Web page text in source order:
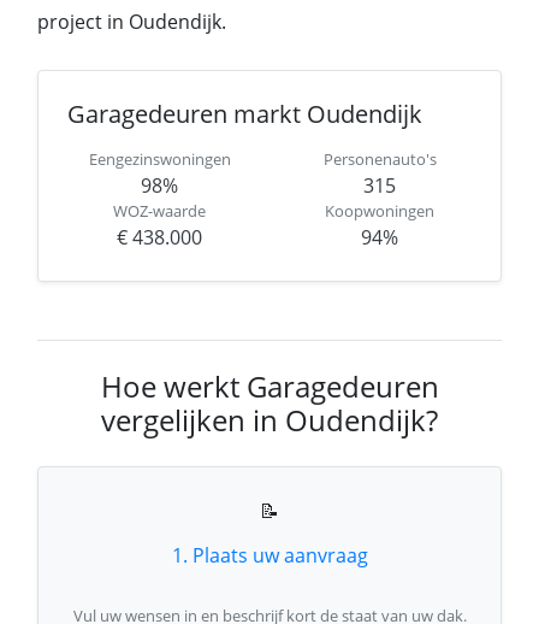
project in Oudendijk.
Garagedeuren markt Oudendijk
Eengezinswoningen
98%
Personenauto's
315
WOZ-waarde
€ 438.000
Koopwoningen
94%
Hoe werkt Garagedeuren
vergelijken in Oudendijk?
📝
1. Plaats uw aanvraag
Vul uw wensen in en beschrijf kort de staat van uw dak.